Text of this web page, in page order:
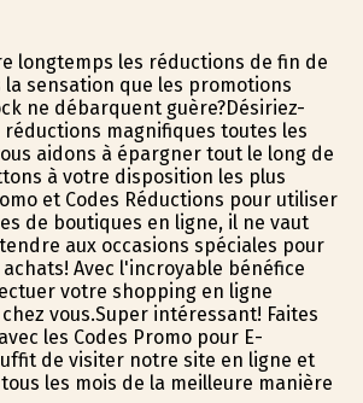
longtemps les réductions de fin de
la sensation que les promotions
ne débarquent guère?Désiriez-
magnifiques toutes les
aidons à épargner tout le long de
à votre disposition les plus
et Codes Réductions pour utiliser
de boutiques en ligne, il ne vaut
aux occasions spéciales pour
Avec l'incroyable bénéfice
votre shopping en ligne
vous.Super intéressant! Faites
les Codes Promo pour E-
de visiter notre site en ligne et
les mois de la meilleure manière